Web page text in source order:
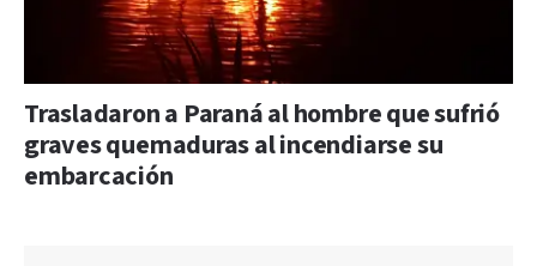
Trasladaron a Paraná al hombre que sufrió
graves quemaduras al incendiarse su
embarcación